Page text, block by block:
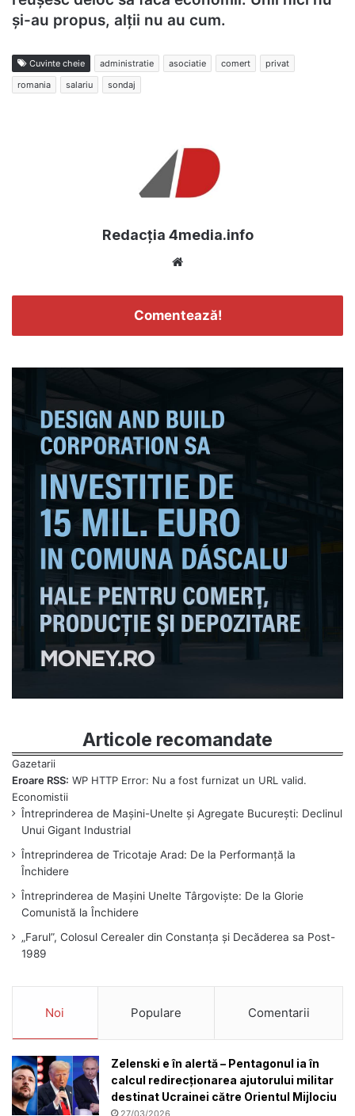
și-au propus, alții nu au cum.
Cuvinte cheie administratie asociatie comert
privat
romania
salariu sondaj
Redacția 4media.info
Comentează!
Articole recomandate
Eroare RSS: WP HTTP Error: Nu a fost furnizat un URL valid.
Întreprinderea de Mașini-Unelte și Agregate București: Declinul
Unui Gigant Industrial
Întreprinderea de Tricotaje Arad: De la Performanță la
Închidere
Întreprinderea de Mașini Unelte Târgoviște: De la Glorie
Comunistă la Închidere
„Farul”, Colosul Cerealer din Constanța și Decăderea sa Post-
1989
Noi Populare Comentarii
Zelenski e în alertă – Pentagonul ia în
calcul redirecționarea ajutorului militar
destinat Ucrainei către Orientul Mijlociu
27/03/2026